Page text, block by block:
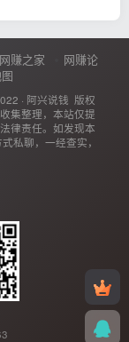
网赚之家
网赚论
· 阿兴说钱 版权
集整理，本站仅提
律责任。如发现本
私聊，一经查实，